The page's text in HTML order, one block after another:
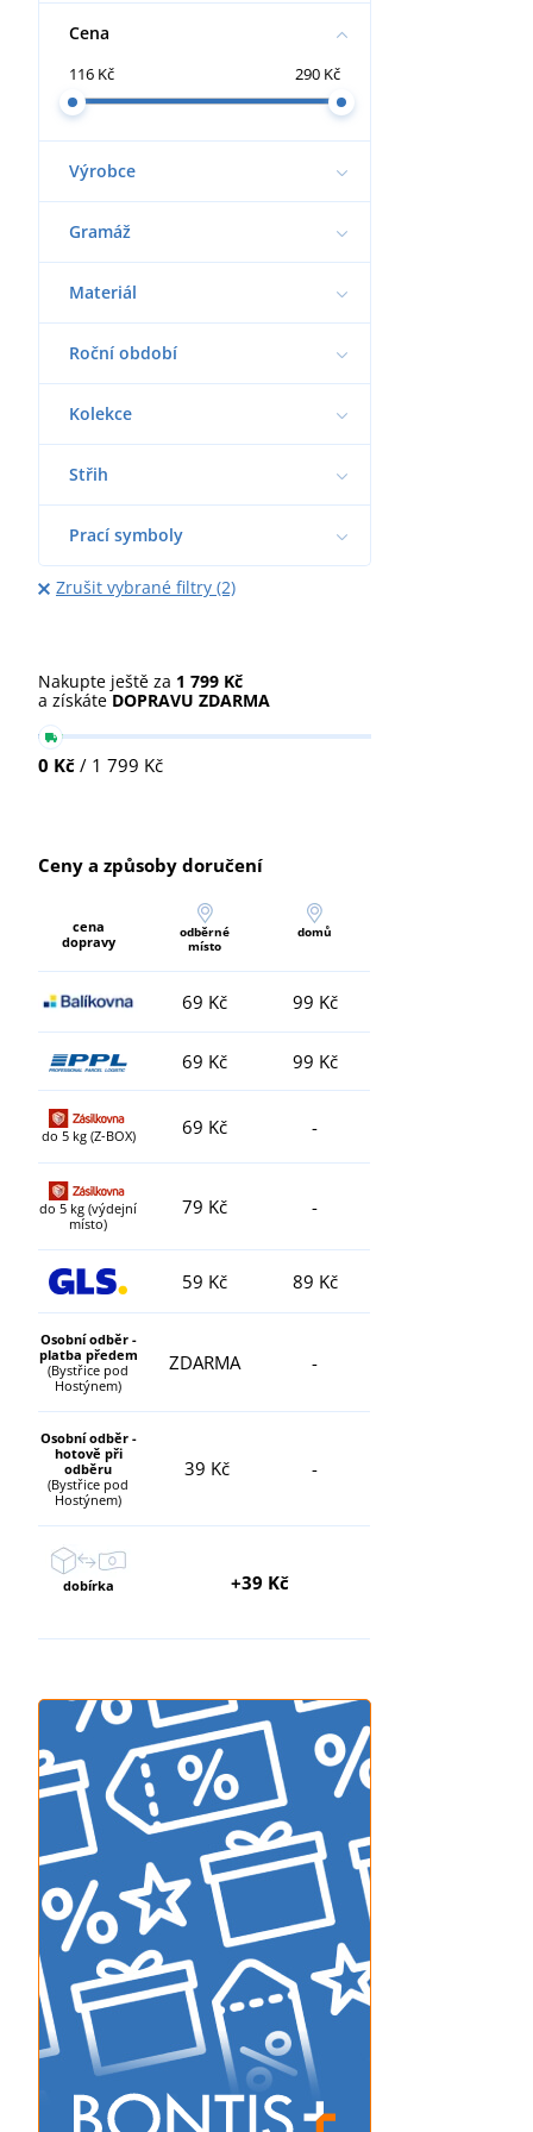
Cena
116 Kč 290 Kč
Výrobce
Gramáž
Materiál
Roční období
Kolekce
Střih
Prací symboly
Zrušit vybrané filtry (2)
Nakupte ještě za 1 799 Kč
a získáte DOPRAVU ZDARMA
0 Kč / 1 799 Kč
Ceny a způsoby doručení
cena
dopravy
odběrné
místo
domů
69 Kč 99 Kč
69 Kč 99 Kč
do 5 kg (Z-BOX) 69 Kč -
do 5 kg (výdejní
místo)
79 Kč -
59 Kč 89 Kč
Osobní odběr -
platba předem
(Bystřice pod
Hostýnem)
ZDARMA -
Osobní odběr -
hotově při
odběru
(Bystřice pod
Hostýnem)
39 Kč -
dobírka +39 Kč